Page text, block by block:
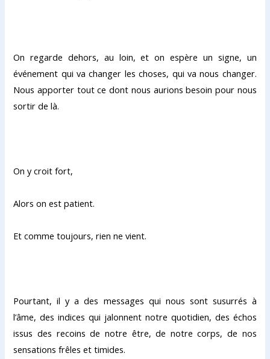
On regarde dehors, au loin, et on espère un signe, un
événement qui va changer les choses, qui va nous changer.
Nous apporter tout ce dont nous aurions besoin pour nous
sortir de là.
On y croit fort,
Alors on est patient.
Et comme toujours, rien ne vient.
Pourtant, il y a des messages qui nous sont susurrés à
l’âme, des indices qui jalonnent notre quotidien, des échos
issus des recoins de notre être, de notre corps, de nos
sensations frêles et timides.